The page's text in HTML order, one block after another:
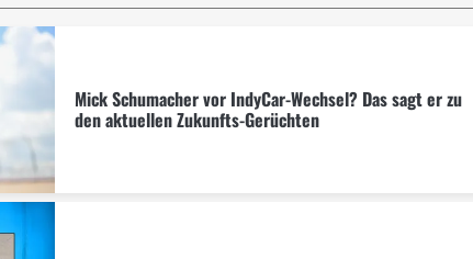
Mick Schumacher vor IndyCar-Wechsel? Das sagt er zu
den aktuellen Zukunfts-Gerüchten